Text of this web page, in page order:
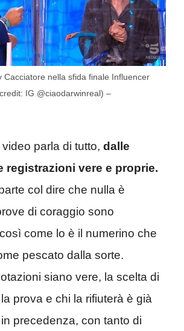
Cacciatore nella sfida finale Influencer
IG @ciaodarwinreal) –
parla di tutto, dalle
registrazioni vere e proprie.
col dire che nulla è
di coraggio sono
come lo è il numerino che
pescato dalla sorte.
siano vere, la scelta di
prova e chi la rifiuterà è già
precedenza, con tanto di